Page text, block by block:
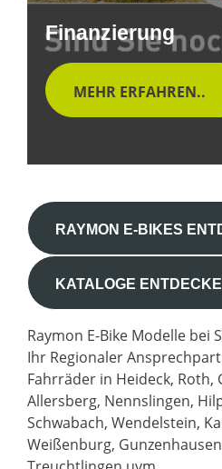
Finanzierung
MEHR ERFAHREN..
RAYMON E-BIKES
KATALOGE
Raymon E-Bike Modelle bei
Ihr Regionaler
Fahrräder in Heideck, Roth,
Allersberg, Nennslingen,
Schwabach, Wendelstein,
Weißenburg,